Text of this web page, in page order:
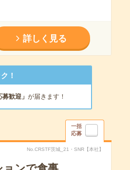
詳しく見る
！
歓迎」 が届きます！
一括
応募
No.CRSTF茨城_21・SNR【本社】